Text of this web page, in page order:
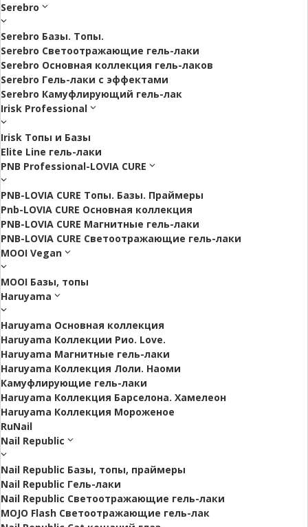
Serebro
Serebro Базы. Топы.
Serebro Светоотражающие гель-лаки
Serebro Основная коллекция гель-лаков
Serebro Гель-лаки с эффектами
Serebro Камуфлирующий гель-лак
Irisk Professional
Irisk Топы и Базы
Elite Line гель-лаки
PNB Professional-LOVIA CURE
PNB-LOVIA CURE Топы. Базы. Праймеры
Pnb-LOVIA CURE Основная коллекция
PNB-LOVIA CURE Магнитные гель-лаки
PNB-LOVIA CURE Cветоотражающие гель-лаки
MOOI Vegan
MOOI Базы, топы
Haruyama
Haruyama Основная коллекция
Haruyama Коллекции Рио. Love.
Haruyama Магнитные гель-лаки
Haruyama Коллекция Лоли. Наоми
Камуфлирующие гель-лаки
Haruyama Коллекция Барселона. Хамелеон
Haruyama Коллекция Мороженое
RuNail
Nail Republic
Nail Republic Базы, топы, праймеры
Nail Republic Гель-лаки
Nail Republic Светоотражающие гель-лаки
MOJO Flash Светоотражающие гель-лак